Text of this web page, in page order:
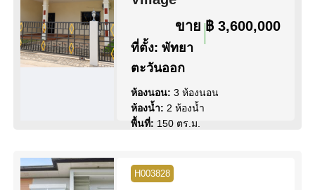
ดูข้อมูล ติดต่อ
ขาย ฿ 3,600,000
ที่ตั้ง: พัทยา
ตะวันออก
ห้องนอน: 3 ห้องนอน
ห้องน้ำ: 2 ห้องน้ำ
พื้นที่: 150 ตร.ม.
กลาง
สิทธิการครอบครอง:
H003828